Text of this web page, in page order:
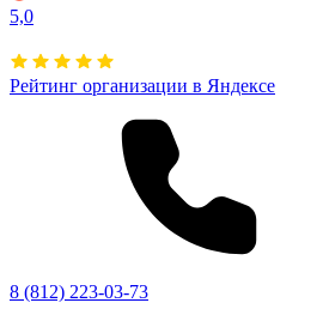
5,0
Рейтинг организации в Яндексе
8 (812) 223-03-73